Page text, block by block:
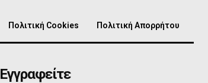
Πολιτική Cookies Πολιτική Απορρήτου
Εγγραφείτε